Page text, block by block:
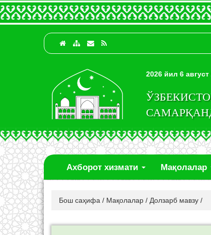
2026 йил 6
Ахборот хизмати Мақолалар
Бош саҳифа / Мақолалар / Долзарб мавзу /